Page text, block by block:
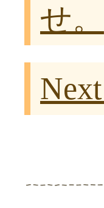
せ。
Next